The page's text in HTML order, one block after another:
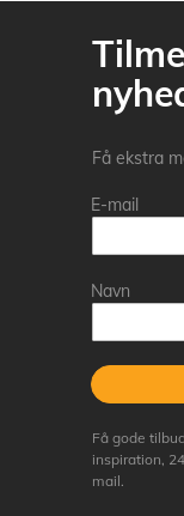
Få ekstra
E-mail
Navn
Få gode
inspiration,
mail.